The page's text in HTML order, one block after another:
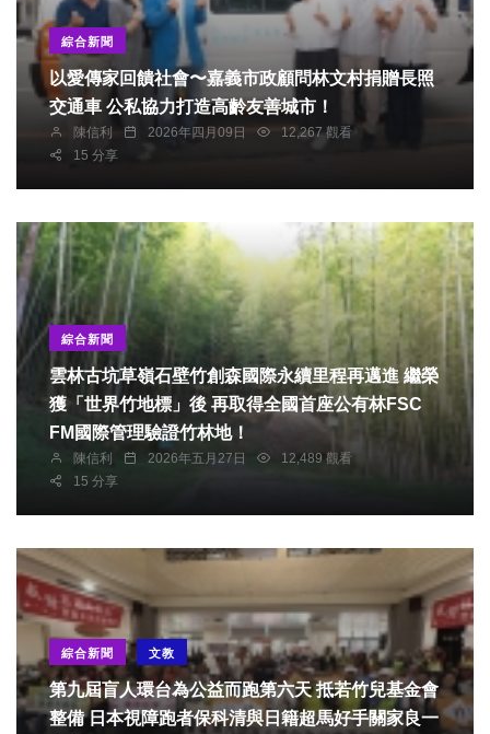
綜合新聞
以愛傳家回饋社會〜嘉義市政顧問林文村捐贈長照
交通車 公私協力打造高齡友善城市！
陳信利 2026年四月09日
12,267 觀看
15 分享
綜合新聞
雲林古坑草嶺石壁竹創森國際永續里程再邁進 繼榮
獲「世界竹地標」後 再取得全國首座公有林FSC
FM國際管理驗證竹林地！
陳信利 2026年五月27日
12,489 觀看
15 分享
綜合新聞 文教
第九屆盲人環台為公益而跑第六天 抵若竹兒基金會
整備 日本視障跑者保科清與日籍超馬好手關家良一